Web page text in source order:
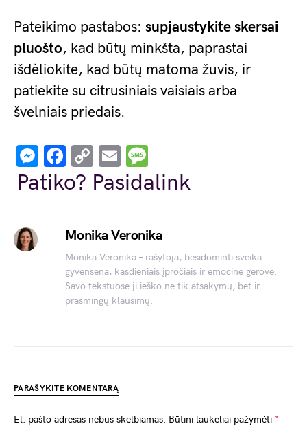
Pateikimo pastabos: supjaustykite skersai
pluošto, kad būtų minkšta, paprastai
išdėliokite, kad būtų matoma žuvis, ir
patiekite su citrusiniais vaisiais arba
švelniais priedais.
Messenger
Facebook
Copy
Link
Email
Patiko? Pasidalink
Monika Veronika
Monika Veronika – rašytoja, besidominti sveika
gyvensena, kasdieniais įpročiais ir emocine gerove.
Savo tekstuose ji ieško ne tik atsakymų, bet ir
prasmingų klausimų.
PARAŠYKITE KOMENTARĄ
El. pašto adresas nebus skelbiamas. Būtini laukeliai pažymėti *